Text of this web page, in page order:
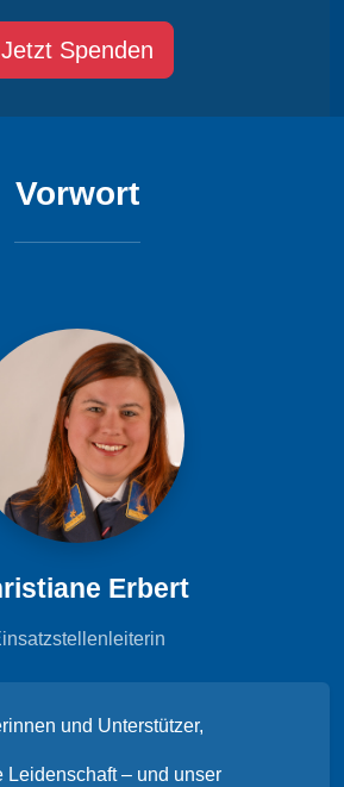
Jetzt Spenden
Vorwort
Erbert
und Unterstützer,
Leidenschaft – und unser